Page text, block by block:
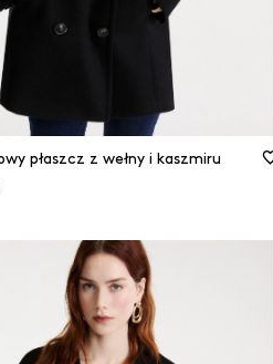
płaszcz z wełny i kaszmiru